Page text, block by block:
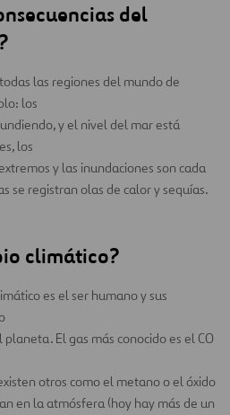
del
las regiones del mundo de
los
y el nivel del mar está
los
y las inundaciones son cada
se registran olas de calor y sequías.
climático?
es el ser humano y sus
El gas más conocido es el CO
otros como el metano o el óxido
en la atmósfera (hoy hay más de un